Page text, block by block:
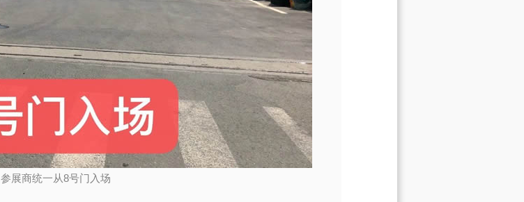
参展商统一从8号门入场